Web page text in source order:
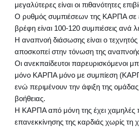
μεγαλύτερες είναι οι πιθανότητες
Ο ρυθμός συμπιέσεων της ΚΑΡΠΑ σε
βρέφη είναι 100-120 συμπιέσεις ανά
Η αναπνοή διάσωσης είναι ο
αποσκοπεί στην τόνωση της
Οι ανεκπαίδευτοι παρευρισκόμενοι
μόνο ΚΑΡΠΑ μόνο με συμπίεση
ενώ περιμένουν την άφιξη της ομάδας
βοήθειας.
Η ΚΑΡΠΑ από μόνη της έχει χαμηλές
επανεκκίνησης της καρδιάς χωρίς τη